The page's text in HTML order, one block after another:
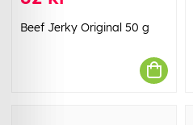
Beef Jerky Original 50 g